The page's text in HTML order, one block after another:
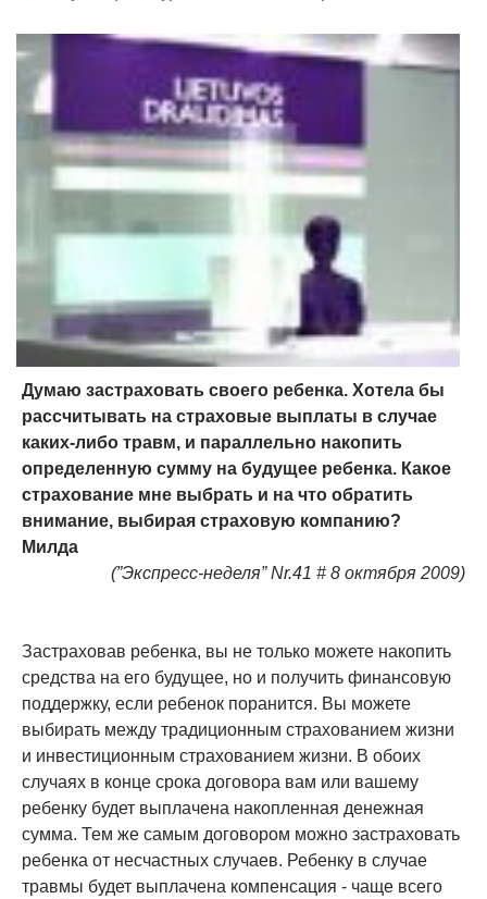
Думаю застраховать своего ребенка. Хотела бы
рассчитывать на страховые выплаты в случае
каких-либо травм, и параллельно накопить
определенную сумму на будущее ребенка. Какое
страхование мне выбрать и на что обратить
внимание, выбирая страховую компанию?
Милда
(”Экспресс-неделя” Nr.41 # 8 октября 2009)
Застраховав ребенка, вы не только можете накопить
средства на его будущее, но и получить финансовую
поддержку, если ребенок поранится. Вы можете
выбирать между традиционным страхованием жизни
и инвестиционным страхованием жизни. В обоих
случаях в конце срока договора вам или вашему
ребенку будет выплачена накопленная денежная
сумма. Тем же самым договором можно застраховать
ребенка от несчастных случаев. Ребенку в случае
травмы будет выплачена компенсация - чаще всего